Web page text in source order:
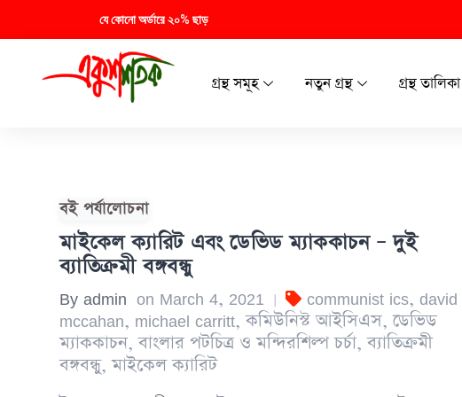
যে কোনো অর্ডারে ২০% ছাড়
গ্রন্থ সমূহ নতুন গ্রন্থ গ্রন্থ তালিকা
বই পর্যালোচনা
মাইকেল ক্যারিট এবং ডেভিড ম্যাককাচন – দুই
ব্যাতিক্রমী বঙ্গবন্ধু
Byadmin on March 4, 2021 communist ics,david
mccahan, michael carritt,কমিউনিস্ট আইসিএস,ডেভিড
ম্যাককাচন,বাংলার পটচিত্র ও মন্দিরশিল্প চর্চা,ব্যাতিক্রমী
বঙ্গবন্ধু,মাইকেল ক্যারিট